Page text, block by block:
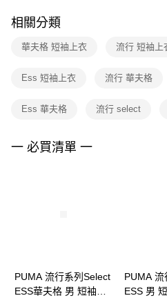
※ 交易是否成功請以「AFTEE先享後付
是否繳費成功／繳費後需取消欲退款等
客戶支援中心」 https://
１．透過由恩沛科技股份有限公司提供
權轉讓予恩沛科技股份有限公司。
３．未成年的使用者請事先徵得法定代
「AFTEE先享後付」，若未經同意申辦
相關分類
華夫格 短袖上衣 流行 短袖上
Ess 短袖上衣 流行 華夫格
Ess 華夫格 流行 select
一 必買清單 一
PUMA 流行系列Select
ESS華夫格 男 短袖上
PUMA
ESS 男